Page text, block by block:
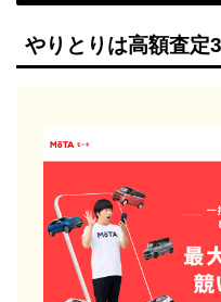
やりとりは高額査定